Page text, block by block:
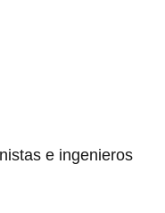
e ingenieros